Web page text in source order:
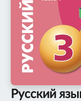
Русский